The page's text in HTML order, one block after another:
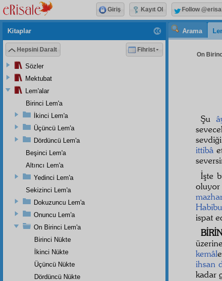
Arama
On
Şu
ittibâ
İşte
ispat
kemâl
ihsan
kadar
Kitaplar
Hepsini Daralt Fihrist
Sözler
Mektubat
Lem'alar
Birinci Lem'a
İkinci Lem'a
Üçüncü Lem'a
Dördüncü Lem'a
Beşinci Lem'a
Altıncı Lem'a
Yedinci Lem'a
Sekizinci Lem'a
Dokuzuncu Lem'a
Onuncu Lem'a
On Birinci Lem'a
Birinci Nükte
İkinci Nükte
Üçüncü Nükte
Dördüncü Nükte
Giriş Kayıt Ol Follow